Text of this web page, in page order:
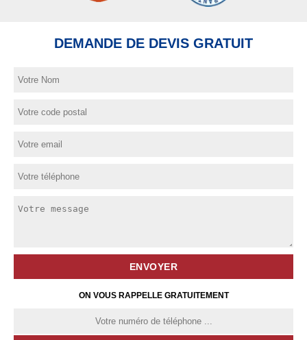
DEMANDE DE DEVIS GRATUIT
ON VOUS RAPPELLE GRATUITEMENT